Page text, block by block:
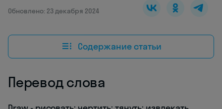
Обновлено: 23 декабря 2024
Содержание статьи
Перевод слова